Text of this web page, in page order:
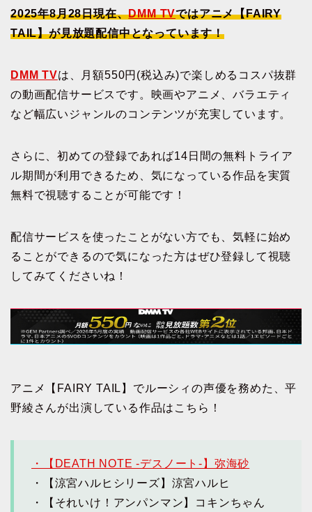
2025年8月28日現在、DMM TVではアニメ【FAIRY
TAIL】が見放題配信中となっています！
DMM TVは、月額550円(税込み)で楽しめるコスパ抜群
の動画配信サービスです。映画やアニメ、バラエティ
など幅広いジャンルのコンテンツが充実しています。
さらに、初めての登録であれば14日間の無料トライア
ル期間が利用できるため、気になっている作品を実質
無料で視聴することが可能です！
配信サービスを使ったことがない方でも、気軽に始め
ることができるので気になった方はぜひ登録して視聴
してみてくださいね！
アニメ【FAIRY TAIL】でルーシィの声優を務めた、平
野綾さんが出演している作品はこちら！
・【DEATH NOTE -デスノート-】弥海砂
・【涼宮ハルヒシリーズ】涼宮ハルヒ
・【それいけ！アンパンマン】コキンちゃん